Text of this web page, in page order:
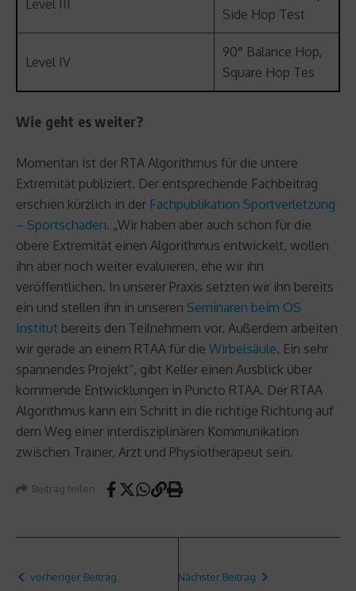
Level III
Side Hop Test
Level IV
90° Balance Hop,
Square Hop Tes
Wie geht es weiter?
Momentan ist der RTA Algorithmus für die untere
Extremität publiziert. Der entsprechende Fachbeitrag
erschien kürzlich in der Fachpublikation Sportverletzung
– Sportschaden. „Wir haben aber auch schon für die
obere Extremität einen Algorithmus entwickelt, wollen
ihn aber noch weiter evaluieren, ehe wir ihn
veröffentlichen. In unserer Praxis setzten wir ihn bereits
ein und stellen ihn in unseren Seminaren beim OS
Institut bereits den Teilnehmern vor. Außerdem arbeiten
wir gerade an einem RTAA für die Wirbelsäule. Ein sehr
spannendes Projekt“, gibt Keller einen Ausblick über
kommende Entwicklungen in Puncto RTAA. Der RTAA
Algorithmus kann ein Schritt in die richtige Richtung auf
dem Weg einer interdisziplinären Kommunikation
zwischen Trainer, Arzt und Physiotherapeut sein.
Beitrag teilen
vorheriger Beitrag Nächster Beitrag